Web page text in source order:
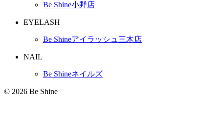
Be Shine小野店
EYELASH
Be Shineアイラッシュ三木店
NAIL
Be Shineネイルズ
© 2026 Be Shine